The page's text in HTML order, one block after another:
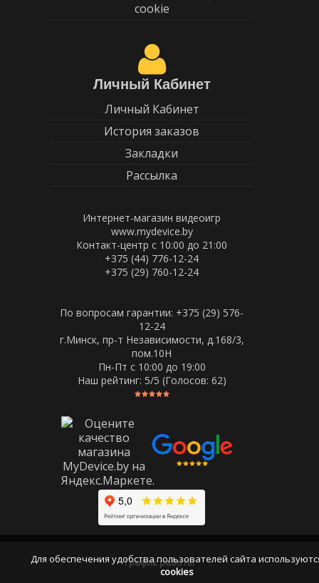
cookie
Личный Кабинет
Личный Кабинет
История заказов
Закладки
Рассылка
Интернет-магазин видеоигр
www.mydevice.by
Контакт-центр с 10:00 до 21:00
+375 (44) 776-12-24
+375 (29) 760-12-24
По вопросам гарантии: +375 (29) 576-
12-24
г.Минск, пр-т Независимости, д.168/3,
пом.10Н
Пн-Пт c 10:00 до 19:00
Наш рейтинг: 5/5 (Голосов: 62)
График работы
Для обеспечения удобства пользователей сайта
cookies